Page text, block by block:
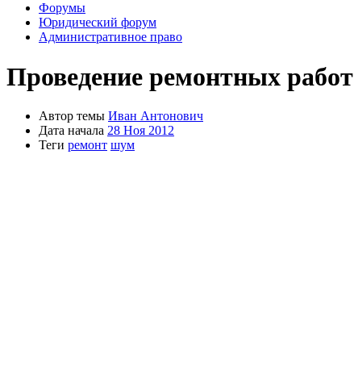
Форумы
Юридический форум
Административное право
Проведение ремонтных работ
Автор темы Иван Антонович
Дата начала 28 Ноя 2012
Теги ремонт шум